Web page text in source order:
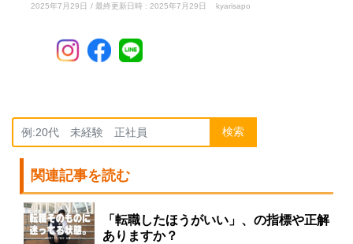
2025年7月29日 / 最終更新日時 : 2025年7月29日 kyarisapo
検索
関連記事を読む
「転職したほうがいい」、の指標や正解
ありますか？